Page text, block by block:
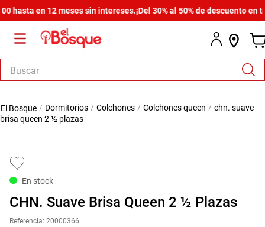
en 12 meses sin intereses.¡Del 30% al 50% de descuento en
Buscar
dormitorios colchones colchones queen
chn. suave
brisa queen 2 ½ plazas
En stock
CHN. Suave Brisa Queen 2 ½ Plazas
Referencia: 20000366
1.
salas
.